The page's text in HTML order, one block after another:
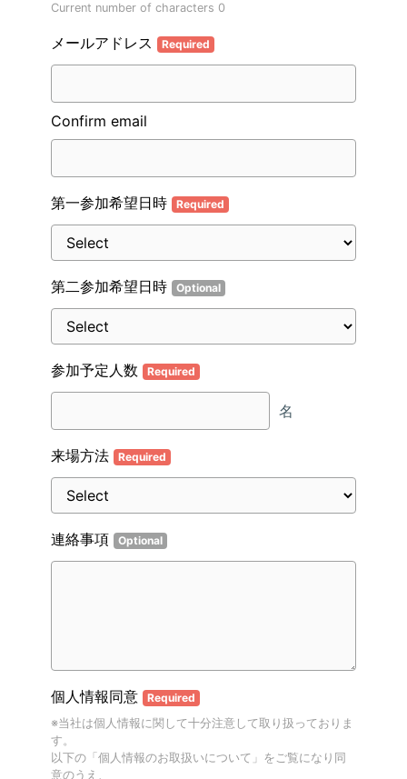
Current number of characters 0
メールアドレス Required
Confirm email
第一参加希望日時 Required
第二参加希望日時 Optional
参加予定人数 Required
名
来場方法 Required
連絡事項 Optional
個人情報同意 Required
※当社は個人情報に関して十分注意して取り扱っておりま
す。
以下の「個人情報のお取扱いについて」をご覧になり同
意のうえ、